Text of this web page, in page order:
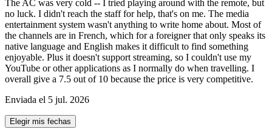
The AC was very cold -- I tried playing around with the remote, but
no luck. I didn't reach the staff for help, that's on me. The media
entertainment system wasn't anything to write home about. Most of
the channels are in French, which for a foreigner that only speaks its
native language and English makes it difficult to find something
enjoyable. Plus it doesn't support streaming, so I couldn't use my
YouTube or other applications as I normally do when travelling. I
overall give a 7.5 out of 10 because the price is very competitive.
Enviada el 5 jul. 2026
Elegir mis fechas